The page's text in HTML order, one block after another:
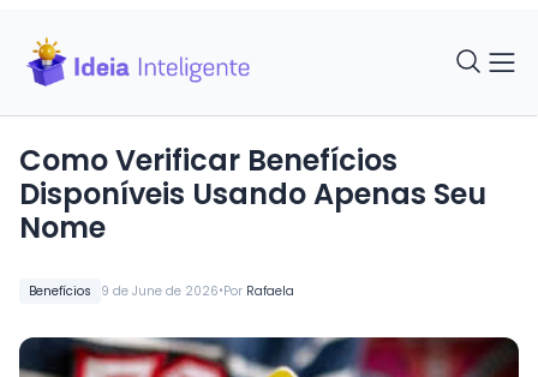
Benefícios 9 de June de 2026•Por Rafaela
Como Verificar Benefícios
Disponíveis Usando Apenas Seu
Nome